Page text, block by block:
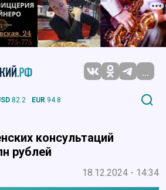
...
82.2 EUR 94.8
консультаций
рублей
18.12.2024 - 14:34